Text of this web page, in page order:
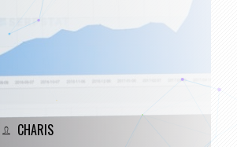
CHARIS